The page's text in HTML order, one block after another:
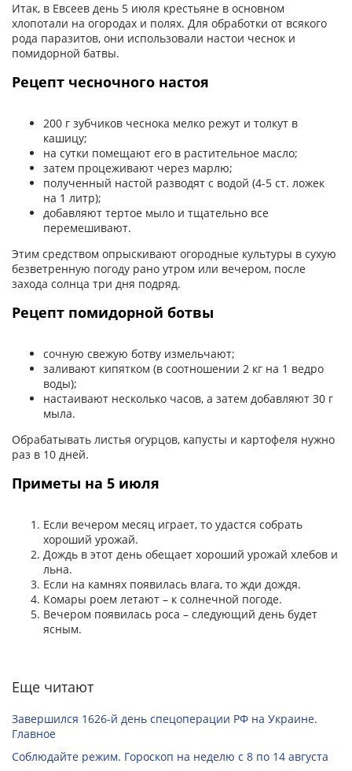
Итак, в Евсеев день 5 июля крестьяне в основном
хлопотали на огородах и полях. Для обработки от всякого
рода паразитов, они использовали настои чеснок и
помидорной батвы.
Рецепт чесночного настоя
200 г зубчиков чеснока мелко режут и толкут в
кашицу;
на сутки помещают его в растительное масло;
затем процеживают через марлю;
полученный настой разводят с водой (4-5 ст. ложек
на 1 литр);
добавляют тертое мыло и тщательно все
перемешивают.
Этим средством опрыскивают огородные культуры в сухую
безветренную погоду рано утром или вечером, после
захода солнца три дня подряд.
Рецепт помидорной ботвы
сочную свежую ботву измельчают;
заливают кипятком (в соотношении 2 кг на 1 ведро
воды);
настаивают несколько часов, а затем добавляют 30 г
мыла.
Обрабатывать листья огурцов, капусты и картофеля нужно
раз в 10 дней.
Приметы на 5 июля
Если вечером месяц играет, то удастся собрать
хороший урожай.
Дождь в этот день обещает хороший урожай хлебов и
льна.
Если на камнях появилась влага, то жди дождя.
Комары роем летают – к солнечной погоде.
Вечером появилась роса – следующий день будет
ясным.
Еще читают
Завершился 1626-й день спецоперации РФ на Украине.
Главное
Соблюдайте режим. Гороскоп на неделю с 8 по 14 августа